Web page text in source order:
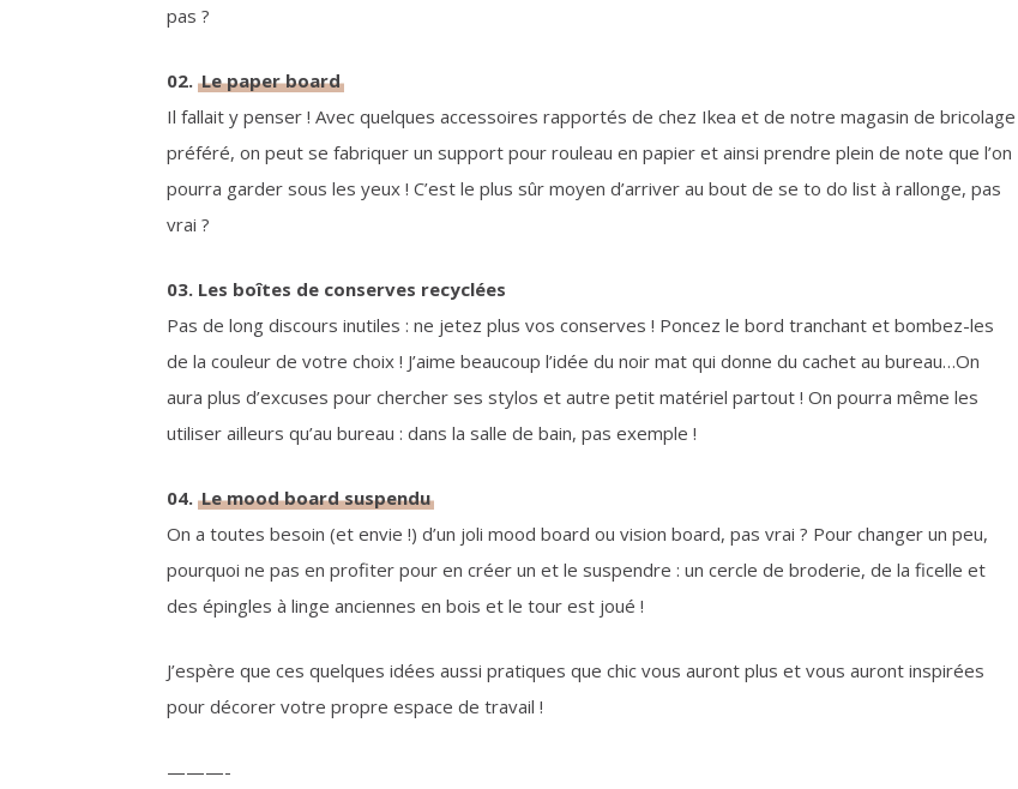
pas ?
02.Le paper board
Il fallait y penser ! Avec quelques accessoires rapportés de chez Ikea et de notre magasin de bricolage
préféré, on peut se fabriquer un support pour rouleau en papier et ainsi prendre plein de note que l’on
pourra garder sous les yeux ! C’est le plus sûr moyen d’arriver au bout de se to do list à rallonge, pas
vrai ?
03. Les boîtes de conserves recyclées
Pas de long discours inutiles : ne jetez plus vos conserves ! Poncez le bord tranchant et bombez-les
de la couleur de votre choix ! J’aime beaucoup l’idée du noir mat qui donne du cachet au bureau…On
aura plus d’excuses pour chercher ses stylos et autre petit matériel partout ! On pourra même les
utiliser ailleurs qu’au bureau : dans la salle de bain, pas exemple !
04.Le mood board suspendu
On a toutes besoin (et envie !) d’un joli mood board ou vision board, pas vrai ? Pour changer un peu,
pourquoi ne pas en profiter pour en créer un et le suspendre : un cercle de broderie, de la ficelle et
des épingles à linge anciennes en bois et le tour est joué !
J’espère que ces quelques idées aussi pratiques que chic vous auront plus et vous auront inspirées
pour décorer votre propre espace de travail !
———-